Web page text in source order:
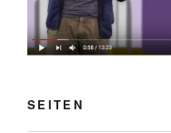
SEITEN